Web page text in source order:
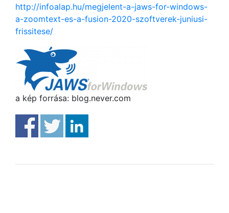
http://infoalap.hu/megjelent-a-jaws-for-windows-
a-zoomtext-es-a-fusion-2020-szoftverek-juniusi-
frissitese/
a kép forrása: blog.never.com